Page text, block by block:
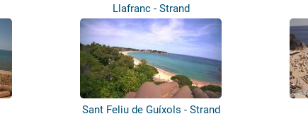
Llafranc - Strand
Sant Feliu de Guíxols - Strand